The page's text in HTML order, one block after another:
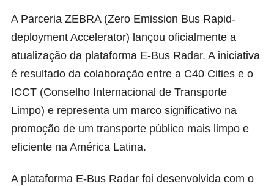
A Parceria ZEBRA (Zero Emission Bus Rapid-
deployment Accelerator) lançou oficialmente a
atualização da plataforma E-Bus Radar. A iniciativa
é resultado da colaboração entre a C40 Cities e o
ICCT (Conselho Internacional de Transporte
Limpo) e representa um marco significativo na
promoção de um transporte público mais limpo e
eficiente na América Latina.
A plataforma E-Bus Radar foi desenvolvida com o